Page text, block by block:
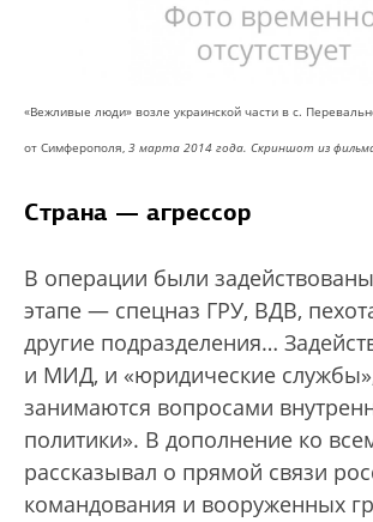
«Вежливые люди» возле украинской части в с.
от Симферополя, 3 марта 2014 года. Скриншот из
Страна — агрессор
В операции были
этапе — спецназ ГРУ, ВДВ,
другие подразделения…
и МИД, и «юридические службы»,
занимаются вопросами
политики». В дополнение ко
рассказывал о прямой связи
командования и вооруженных